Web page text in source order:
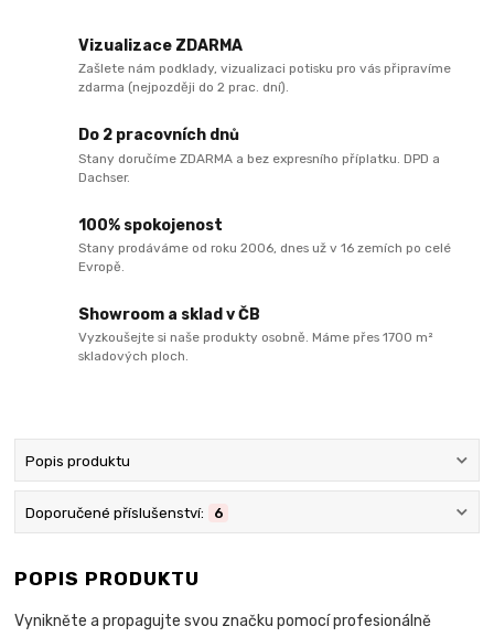
Vizualizace ZDARMA
Zašlete nám podklady, vizualizaci potisku pro vás připravíme
zdarma (nejpozději do 2 prac. dní).
Do 2 pracovních dnů
Stany doručíme ZDARMA a bez expresního příplatku. DPD a
Dachser.
100% spokojenost
Stany prodáváme od roku 2006, dnes už v 16 zemích po celé
Evropě.
Showroom a sklad v ČB
Vyzkoušejte si naše produkty osobně. Máme přes 1700 m²
skladových ploch.
Popis produktu
Doporučené příslušenství: 6
POPIS PRODUKTU
Vynikněte a propagujte svou značku pomocí profesionálně